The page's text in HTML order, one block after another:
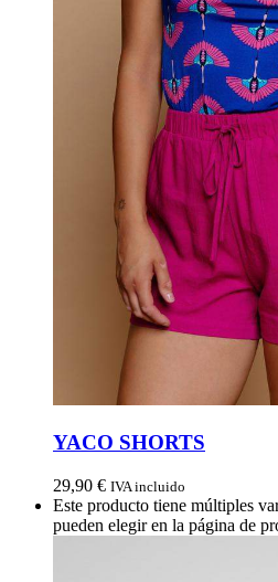
YACO SHORTS
29,90 € IVA incluido
Este producto tiene múltiples
pueden elegir en la página de